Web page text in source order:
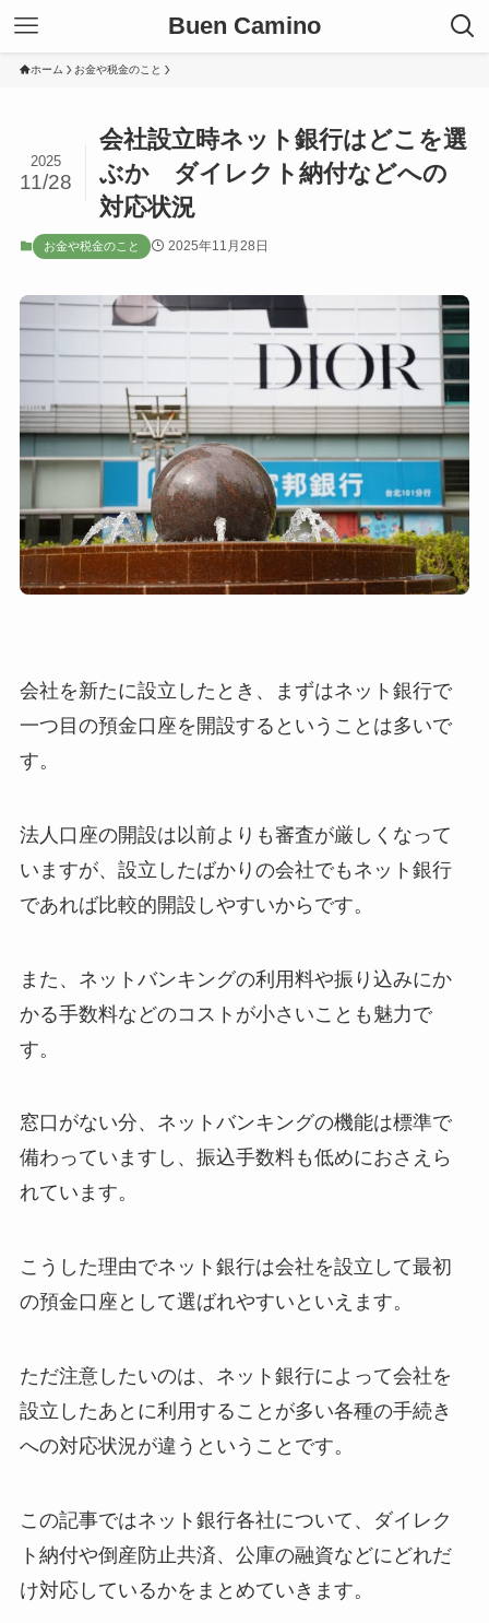
Buen Camino
ホーム お金や税金のこと
会社設立時ネット銀行はどこを選
ぶか ダイレクト納付などへの
対応状況
2025
11/28
お金や税金のこと 2025年11月28日
会社を新たに設立したとき、まずはネット銀行で
一つ目の預金口座を開設するということは多いで
す。
法人口座の開設は以前よりも審査が厳しくなって
いますが、設立したばかりの会社でもネット銀行
であれば比較的開設しやすいからです。
また、ネットバンキングの利用料や振り込みにか
かる手数料などのコストが小さいことも魅力で
す。
窓口がない分、ネットバンキングの機能は標準で
備わっていますし、振込手数料も低めにおさえら
れています。
こうした理由でネット銀行は会社を設立して最初
の預金口座として選ばれやすいといえます。
ただ注意したいのは、ネット銀行によって会社を
設立したあとに利用することが多い各種の手続き
への対応状況が違うということです。
この記事ではネット銀行各社について、ダイレク
ト納付や倒産防止共済、公庫の融資などにどれだ
け対応しているかをまとめていきます。